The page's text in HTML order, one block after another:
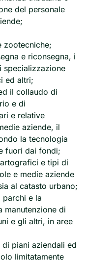
del personale
zootecniche;
e riconsegna, i
specializzazione
ed altri;
il collaudo di
e di
e relative
aziende, il
la tecnologia
fuori dai fondi;
e tipi di
e medie aziende
al catasto urbano;
parchi e la
manutenzione di
e gli altri, in aree
piani aziendali ed
limitatamente